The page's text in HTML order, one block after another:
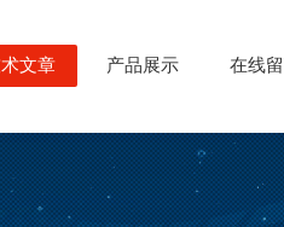
文章 产品展示 在线